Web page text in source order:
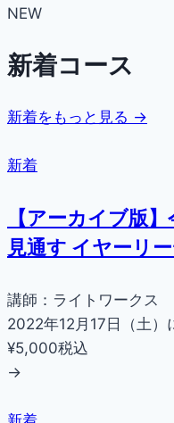
NEW
新着コース
新着をもっと見る →
新着
【アーカイブ版
見通す イヤーリ
講師：ライトワークス
2022年12月17日（土
¥5,000税込
→